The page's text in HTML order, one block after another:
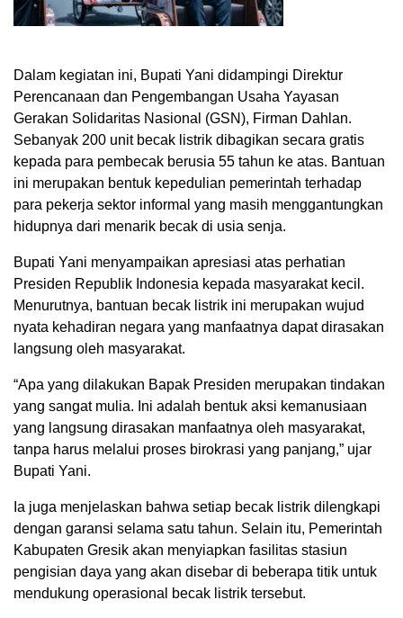
Dalam kegiatan ini, Bupati Yani didampingi Direktur
Perencanaan dan Pengembangan Usaha Yayasan
Gerakan Solidaritas Nasional (GSN), Firman Dahlan.
Sebanyak 200 unit becak listrik dibagikan secara gratis
kepada para pembecak berusia 55 tahun ke atas. Bantuan
ini merupakan bentuk kepedulian pemerintah terhadap
para pekerja sektor informal yang masih menggantungkan
hidupnya dari menarik becak di usia senja.
Bupati Yani menyampaikan apresiasi atas perhatian
Presiden Republik Indonesia kepada masyarakat kecil.
Menurutnya, bantuan becak listrik ini merupakan wujud
nyata kehadiran negara yang manfaatnya dapat dirasakan
langsung oleh masyarakat.
“Apa yang dilakukan Bapak Presiden merupakan tindakan
yang sangat mulia. Ini adalah bentuk aksi kemanusiaan
yang langsung dirasakan manfaatnya oleh masyarakat,
tanpa harus melalui proses birokrasi yang panjang,” ujar
Bupati Yani.
Ia juga menjelaskan bahwa setiap becak listrik dilengkapi
dengan garansi selama satu tahun. Selain itu, Pemerintah
Kabupaten Gresik akan menyiapkan fasilitas stasiun
pengisian daya yang akan disebar di beberapa titik untuk
mendukung operasional becak listrik tersebut.